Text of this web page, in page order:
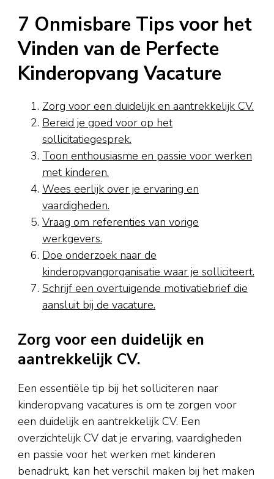
7 Onmisbare Tips voor het
Vinden van de Perfecte
Kinderopvang Vacature
Zorg voor een duidelijk en aantrekkelijk CV.
Bereid je goed voor op het
sollicitatiegesprek.
Toon enthousiasme en passie voor werken
met kinderen.
Wees eerlijk over je ervaring en
vaardigheden.
Vraag om referenties van vorige
werkgevers.
Doe onderzoek naar de
kinderopvangorganisatie waar je solliciteert.
Schrijf een overtuigende motivatiebrief die
aansluit bij de vacature.
Zorg voor een duidelijk en
aantrekkelijk CV.
Een essentiële tip bij het solliciteren naar
kinderopvang vacatures is om te zorgen voor
een duidelijk en aantrekkelijk CV. Een
overzichtelijk CV dat je ervaring, vaardigheden
en passie voor het werken met kinderen
benadrukt, kan het verschil maken bij het maken